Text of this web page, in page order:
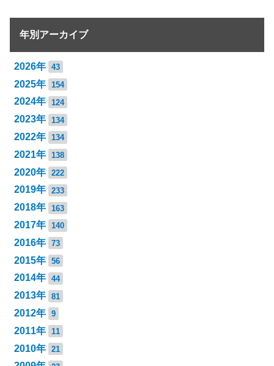
年別アーカイブ
2026年 43
2025年 154
2024年 124
2023年 134
2022年 134
2021年 138
2020年 222
2019年 233
2018年 163
2017年 140
2016年 73
2015年 56
2014年 44
2013年 81
2012年 9
2011年 11
2010年 21